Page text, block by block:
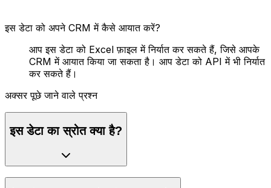
इस डेटा को अपने CRM में कैसे आयात करें?
आप इस डेटा को Excel फ़ाइल में निर्यात कर सकते हैं, जिसे आपके
CRM में आयात किया जा सकता है। आप डेटा को API में भी निर्यात
कर सकते हैं।
अक्सर पूछे जाने वाले प्रश्न
इस डेटा का स्रोत क्या है?